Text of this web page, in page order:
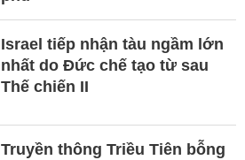
Israel tiếp nhận tàu ngầm lớn
nhất do Đức chế tạo từ sau
Thế chiến II
Truyền thông Triều Tiên bỗng